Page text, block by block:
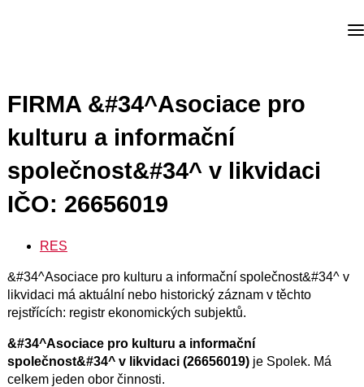
FIRMA &#34^Asociace pro
kulturu a informační
společnost&#34^ v likvidaci
IČO: 26656019
RES
&#34^Asociace pro kulturu a informační společnost&#34^ v
likvidaci má aktuální nebo historický záznam v těchto
rejstřících: registr ekonomických subjektů.
&#34^Asociace pro kulturu a informační
společnost&#34^ v likvidaci (26656019)je Spolek. Má
celkem jeden obor činnosti.